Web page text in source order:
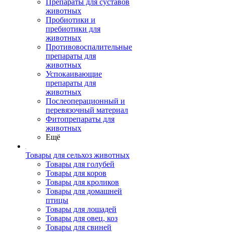
Препараты для суставов
животных
Пробиотики и
пребиотики для
животных
Противовоспалительные
препараты для
животных
Успокаивающие
препараты для
животных
Послеоперационный и
перевязочный материал
Фитопрепараты для
животных
Ещё
Товары для сельхоз животных
Товары для голубей
Товары для коров
Товары для кроликов
Товары для домашней
птицы
Товары для лошадей
Товары для овец, коз
Товары для свиней